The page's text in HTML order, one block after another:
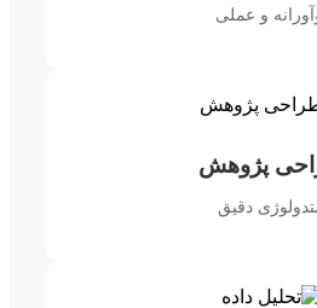
و عملی
پژوهش
دقیق